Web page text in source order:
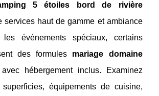
5 étoiles bord de rivière
services haut de gamme et ambiance
événements spéciaux, certains
des formules mariage domaine
hébergement inclus. Examinez
équipements de cuisine,